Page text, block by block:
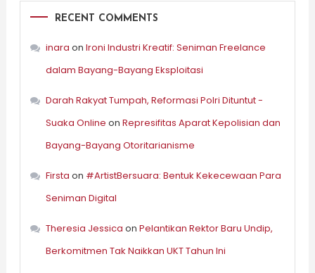
RECENT COMMENTS
inara on Ironi Industri Kreatif: Seniman Freelance
dalam Bayang-Bayang Eksploitasi
Darah Rakyat Tumpah, Reformasi Polri Dituntut -
Suaka Online on Represifitas Aparat Kepolisian dan
Bayang-Bayang Otoritarianisme
Firsta on #ArtistBersuara: Bentuk Kekecewaan Para
Seniman Digital
Theresia Jessica on Pelantikan Rektor Baru Undip,
Berkomitmen Tak Naikkan UKT Tahun Ini